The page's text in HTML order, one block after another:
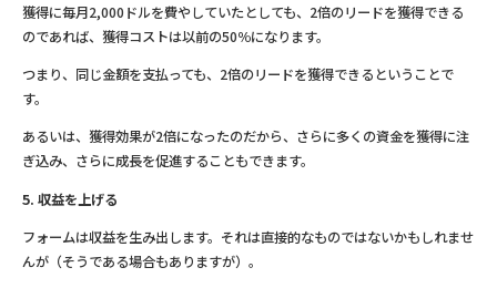
獲得に毎月2,000ドルを費やしていたとしても、2倍のリードを獲得できる
のであれば、獲得コストは以前の50％になります。
つまり、同じ金額を支払っても、2倍のリードを獲得できるということで
す。
あるいは、獲得効果が2倍になったのだから、さらに多くの資金を獲得に注
ぎ込み、さらに成長を促進することもできます。
5. 収益を上げる
フォームは収益を生み出します。それは直接的なものではないかもしれませ
んが（そうである場合もありますが）。